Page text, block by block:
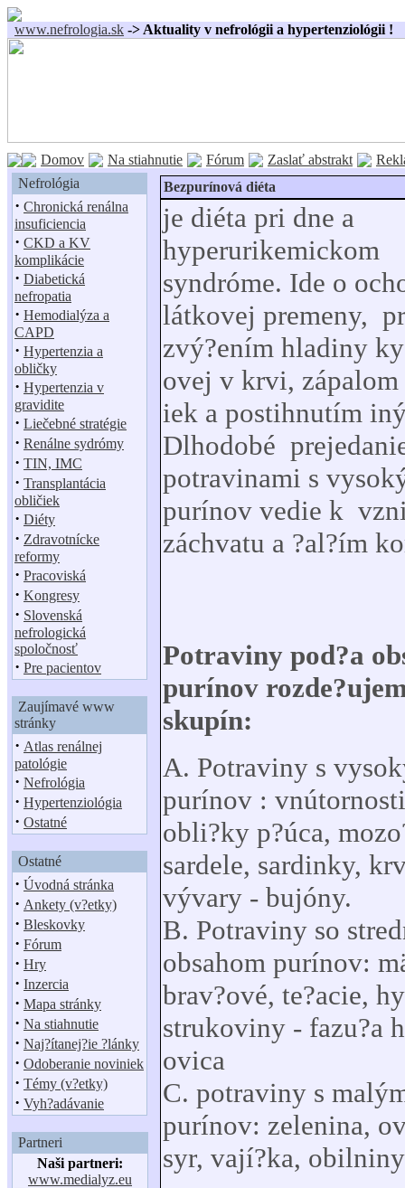
www.nefrologia.sk -> Aktuality v nefrológii a hypertenziológii !
Domov Na stiahnutie Fórum Zaslať abstrakt
Nefrológia
· Chronická renálna
insuficiencia
· CKD a KV
komplikácie
· Diabetická
nefropatia
· Hemodialýza a
CAPD
· Hypertenzia a
obličky
· Hypertenzia v
gravidite
· Liečebné stratégie
· Renálne sydrómy
· TIN, IMC
· Transplantácia
obličiek
· Diéty
· Zdravotnícke
reformy
· Pracoviská
· Kongresy
· Slovenská
nefrologická
spoločnosť
· Pre pacientov
Zaujímavé www
stránky
· Atlas renálnej
patológie
· Nefrológia
· Hypertenziológia
· Ostatné
Ostatné
· Úvodná stránka
· Ankety (v?etky)
· Bleskovky
· Fórum
· Hry
· Inzercia
· Mapa stránky
· Na stiahnutie
· Naj?ítanej?ie ?lánky
· Odoberanie noviniek
· Témy (v?etky)
· Vyh?adávanie
Partneri
Naši partneri:
www.medialyz.eu
Bezpurínová diéta
je diéta pri dne a
hyperurikemickom
syndróme. Ide o
látkovej premeny,
zvý?ením hladiny
ovej v krvi,
iek a postihnutím
Dlhodobé
potravinami s
purínov vedie k
záchvatu a ?al?ím
Potraviny pod?a
purínov
skupín:
A. Potraviny s
purínov :
obli?ky p?úca,
sardele, sardinky,
vývary - bujóny.
B. Potraviny so
obsahom purínov:
brav?ové, te?acie,
strukoviny - fazu?a
ovica
C. potraviny s
purínov: zelenina,
syr, vají?ka, obilniny